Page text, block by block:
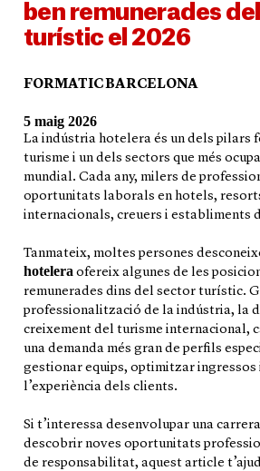
ben remunerades
turístic el 2026
FORMATIC BARCELONA
5 maig 2026
La indústria hotelera és un dels pilars
turisme i un dels sectors que més
mundial. Cada any, milers de
oportunitats laborals en hotels,
internacionals, creuers i establiments
Tanmateix, moltes persones
hotelera ofereix algunes de les
remunerades dins del sector turístic.
professionalització de la indústria, la
creixement del turisme internacional,
una demanda més gran de perfils
gestionar equips, optimitzar
l’experiència dels clients.
Si t’interessa desenvolupar una
descobrir noves oportunitats
de responsabilitat, aquest article